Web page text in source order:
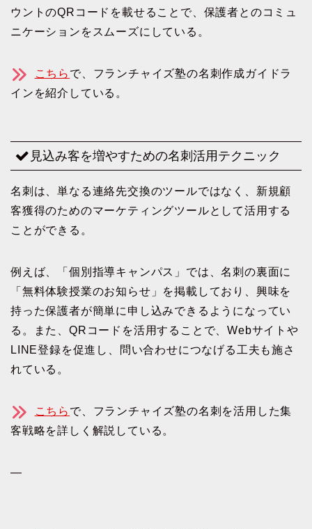
ウントのQRコードを載せることで、保護者とのコミュ
ニケーションをスムーズにしている。
こちら で、フランチャイズ塾の名刺作成ガイドラ
インを紹介している。
見込み客を増やすための名刺活用テクニック
名刺は、単なる連絡先交換のツールではなく、新規顧
客獲得のためのマーケティングツールとして活用する
ことができる。
例えば、「個別指導キャンパス」では、名刺の裏面に
「無料体験授業のお知らせ」を掲載しており、興味を
持った保護者が簡単に申し込みできるようになってい
る。また、QRコードを活用することで、Webサイトや
LINE登録を促進し、問い合わせにつなげる工夫も施さ
れている。
こちら で、フランチャイズ塾の名刺を活用した集
客戦略を詳しく解説している。
—